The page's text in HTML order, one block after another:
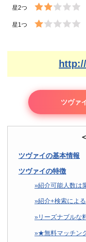
星2つ
星1つ
ツヴァ
ツヴァイの基本情報
ツヴァイの特徴
紹介可能人数は
紹介+検索によ
リーズナブルな
★無料マッチン